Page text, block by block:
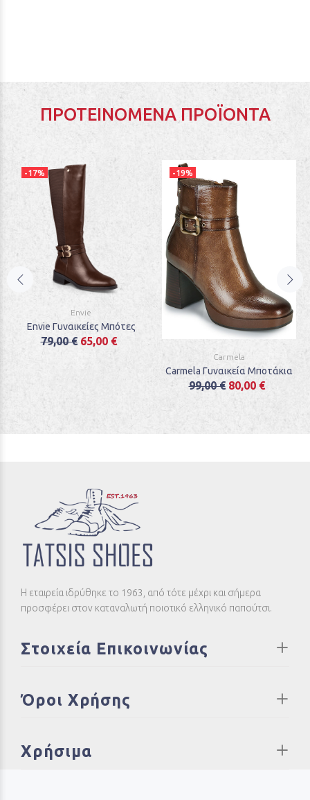
ΠΡΟΤΕΙΝΌΜΕΝΑ ΠΡΟΪΌΝΤΑ
-17%
Envie
Envie Γυναικείες Μπότες
79,00 € 65,00 €
-19%
Carmela
Carmela Γυναικεία Μποτάκια
99,00 € 80,00 €
Η εταιρεία ιδρύθηκε το 1963, από τότε μέχρι και σήμερα
προσφέρει στον καταναλωτή ποιοτικό ελληνικό παπούτσι.
Στοιχεία Επικοινωνίας
Όροι Χρήσης
Χρήσιμα